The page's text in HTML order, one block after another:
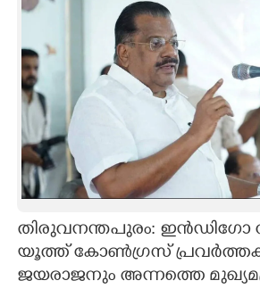
SPIRITUAL
INFO+
ART
ASTRO
തിരുവനന്തപുരം: ഇൻഡിഗോ
യൂത്ത് കോൺഗ്രസ്
ജയരാജനും അന്നത്തെ